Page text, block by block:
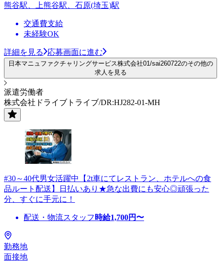
熊谷駅、上熊谷駅、石原(埼玉)駅
交通費支給
未経験OK
詳細を見る 応募画面に進む
日本マニュファクチャリングサービス株式会社01/sai260722のその他の
求人を見る
派遣労働者
株式会社ドライブトライブ/DR:HJ282-01-MH
#30～40代男女活躍中【2t車にてレストラン、ホテルへの食
品ルート配送】日払いあり★急な出費にも安心◎頑張った
分、すぐに手元に！
配送・物流スタッフ 時給1,700円〜
勤務地
面接地